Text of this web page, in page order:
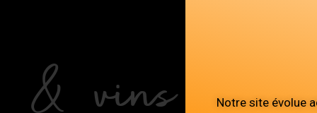
Notre site évolue